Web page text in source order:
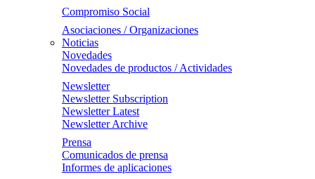
Compromiso Social
Asociaciones / Organizaciones
Noticias
Novedades
Novedades de productos / Actividades
Newsletter
Newsletter Subscription
Newsletter Latest
Newsletter Archive
Prensa
Comunicados de prensa
Informes de aplicaciones